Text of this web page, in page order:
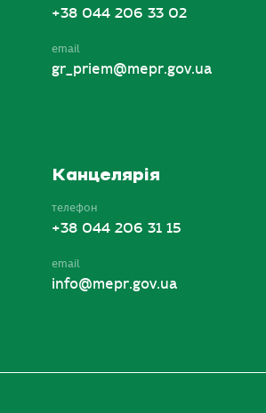
+38 044 206 33 02
email
gr_priem@mepr.gov.ua
Канцелярія
телефон
+38 044 206 31 15
email
info@mepr.gov.ua